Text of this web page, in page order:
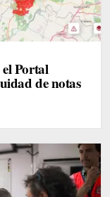
Portal
de notas